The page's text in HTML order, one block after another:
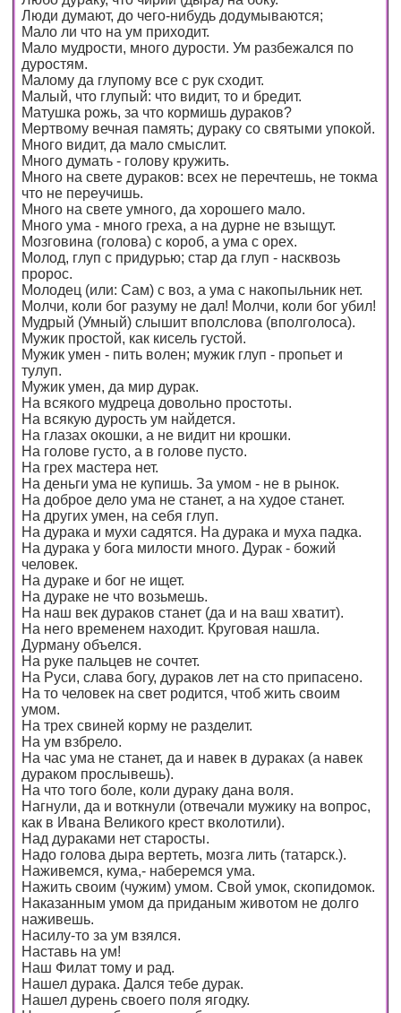
Люди думают, до чего-нибудь додумываются;
Мало ли что на ум приходит.
Мало мудрости, много дурости. Ум разбежался по
дуростям.
Малому да глупому все с рук сходит.
Малый, что глупый: что видит, то и бредит.
Матушка рожь, за что кормишь дураков?
Мертвому вечная память; дураку со святыми упокой.
Много видит, да мало смыслит.
Много думать - голову кружить.
Много на свете дураков: всех не перечтешь, не токма
что не переучишь.
Много на свете умного, да хорошего мало.
Много ума - много греха, а на дурне не взыщут.
Мозговина (голова) с короб, а ума с орех.
Молод, глуп с придурью; стар да глуп - насквозь
пророс.
Молодец (или: Сам) с воз, а ума с накопыльник нет.
Молчи, коли бог разуму не дал! Молчи, коли бог убил!
Мудрый (Умный) слышит вполслова (вполголоса).
Мужик простой, как кисель густой.
Мужик умен - пить волен; мужик глуп - пропьет и
тулуп.
Мужик умен, да мир дурак.
На всякого мудреца довольно простоты.
На всякую дурость ум найдется.
На глазах окошки, а не видит ни крошки.
На голове густо, а в голове пусто.
На грех мастера нет.
На деньги ума не купишь. За умом - не в рынок.
На доброе дело ума не станет, а на худое станет.
На других умен, на себя глуп.
На дурака и мухи садятся. На дурака и муха падка.
На дурака у бога милости много. Дурак - божий
человек.
На дураке и бог не ищет.
На дураке не что возьмешь.
На наш век дураков станет (да и на ваш хватит).
На него временем находит. Круговая нашла.
Дурману объелся.
На руке пальцев не сочтет.
На Руси, слава богу, дураков лет на сто припасено.
На то человек на свет родится, чтоб жить своим
умом.
На трех свиней корму не разделит.
На ум взбрело.
На час ума не станет, да и навек в дураках (а навек
дураком прослывешь).
На что того боле, коли дураку дана воля.
Нагнули, да и воткнули (отвечали мужику на вопрос,
как в Ивана Великого крест вколотили).
Над дураками нет старосты.
Надо голова дыра вертеть, мозга лить (татарск.).
Наживемся, кума,- наберемся ума.
Нажить своим (чужим) умом. Свой умок, скопидомок.
Наказанным умом да приданым животом не долго
наживешь.
Насилу-то за ум взялся.
Наставь на ум!
Наш Филат тому и рад.
Нашел дурака. Дался тебе дурак.
Нашел дурень своего поля ягодку.